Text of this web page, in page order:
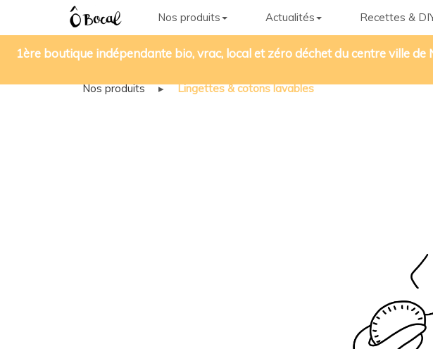
Nos produits Actualités Recettes &
1ère boutique indépendante bio, vrac, local et zéro déchet du centre ville de
Nos produits ▸ Lingettes & cotons lavables